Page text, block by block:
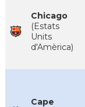
Chicago
(Estats
Units
d'Amèrica)
Cape